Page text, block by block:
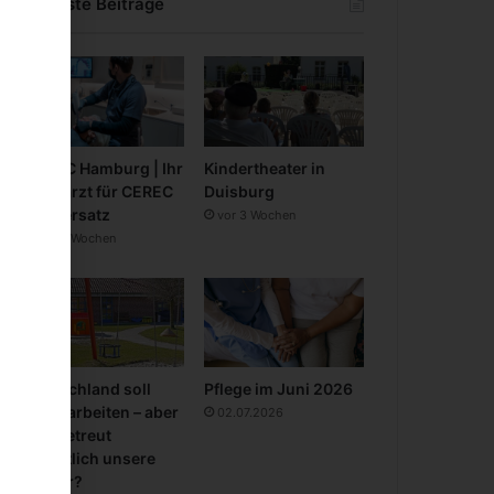
CEREC Hamburg | Ihr
Zahnarzt für CEREC
Zahnersatz
vor 3 Wochen
Kindertheater in
Duisburg
vor 3 Wochen
Deutschland soll
mehr arbeiten – aber
wer betreut
eigentlich unsere
Kinder?
Pflege im Juni 2026
02.07.2026